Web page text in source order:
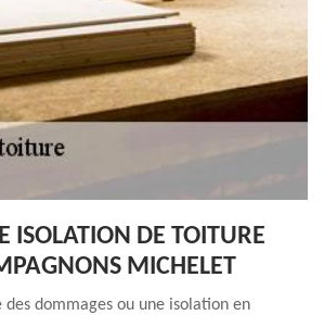
ISOLATION DE TOITURE
MICHELET
dommages ou une isolation en